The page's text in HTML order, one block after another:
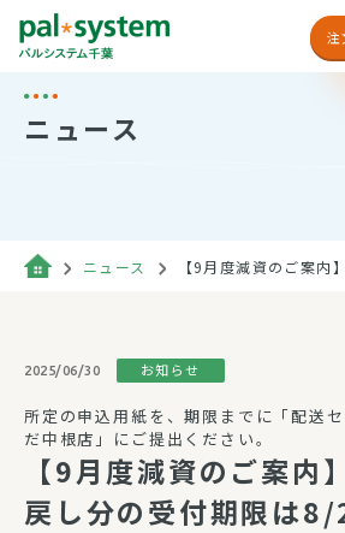
注
ニュース
ニュース 【9月度減資のご案
2025/06/30 お知らせ
所定の申込用紙を、期限までに「配送
だ中根店」にご提出ください。
【9月度減資のご案内
戻し分の受付期限は